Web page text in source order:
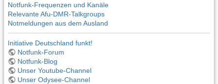
Notfunk-Frequenzen und Kanäle
Relevante Afu-DMR-Talkgroups
Notmeldungen aus dem Ausland
Initiative Deutschland funkt!
Notfunk-Forum
Notfunk-Blog
Unser Youtube-Channel
Unser Odysee-Channel